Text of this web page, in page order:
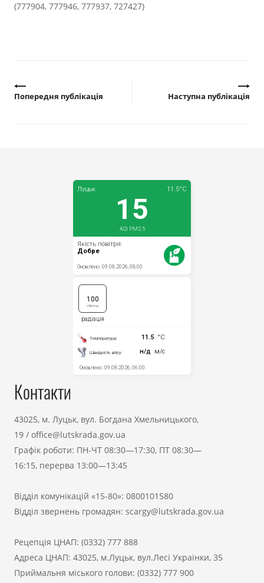
(777904, 777946, 777937, 727427)
Попередня публікація Наступна публікація
Контакти
43025, м. Луцьк, вул. Богдана Хмельницького,
19 / office@lutskrada.gov.ua
Графік роботи: ПН-ЧТ 08:30—17:30, ПТ 08:30—
16:15, перерва 13:00—13:45
Відділ комунікацій «15-80»: 0800101580
Відділ звернень громадян: scargy@lutskrada.gov.ua
Рецепція ЦНАП: (0332) 777 888
Адреса ЦНАП: 43025, м.Луцьк, вул.Лесі Українки, 35
Приймальня міського голови: (0332) 777 900